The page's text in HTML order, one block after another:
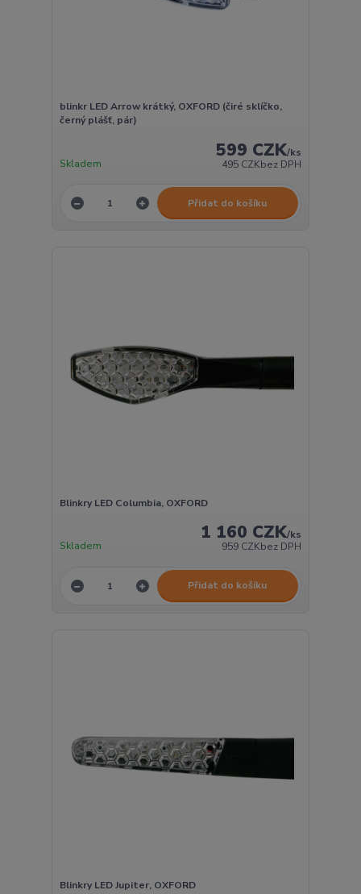
blinkr LED Arrow krátký, OXFORD (čiré sklíčko,
černý plášť, pár)
599 CZK/ks
495 CZKbez DPH
Skladem
Přidat do košíku
Blinkry LED Columbia, OXFORD
1 160 CZK/ks
959 CZKbez DPH
Skladem
Přidat do košíku
Blinkry LED Jupiter, OXFORD